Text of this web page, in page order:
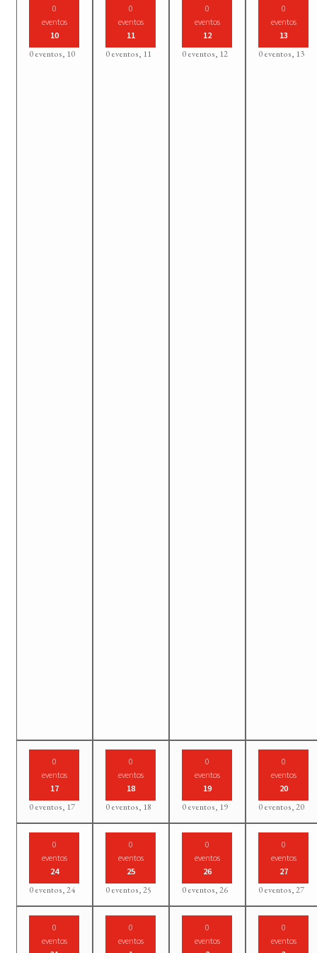
0
eventos
10
0 eventos, 10
0
eventos
11
0 eventos, 11
0
eventos
12
0 eventos, 12
0
eventos
13
0 eventos, 13
0
eventos
17
0 eventos, 17
0
eventos
18
0 eventos, 18
0
eventos
19
0 eventos, 19
0
eventos
20
0 eventos,20
0
eventos
24
0 eventos,24
0
eventos
25
0 eventos,25
0
eventos
26
0 eventos,26
0
eventos
27
0 eventos,27
0
eventos
0
eventos
0
eventos
0
eventos